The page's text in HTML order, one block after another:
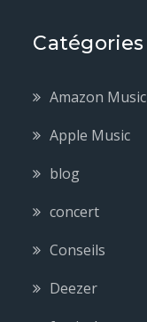
Catégories
Amazon Music
Apple Music
blog
concert
Conseils
Deezer